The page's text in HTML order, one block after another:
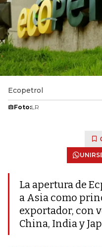
Ecopetrol
Foto:LR
La apertura de
a Asia como
exportador, con
China, India y